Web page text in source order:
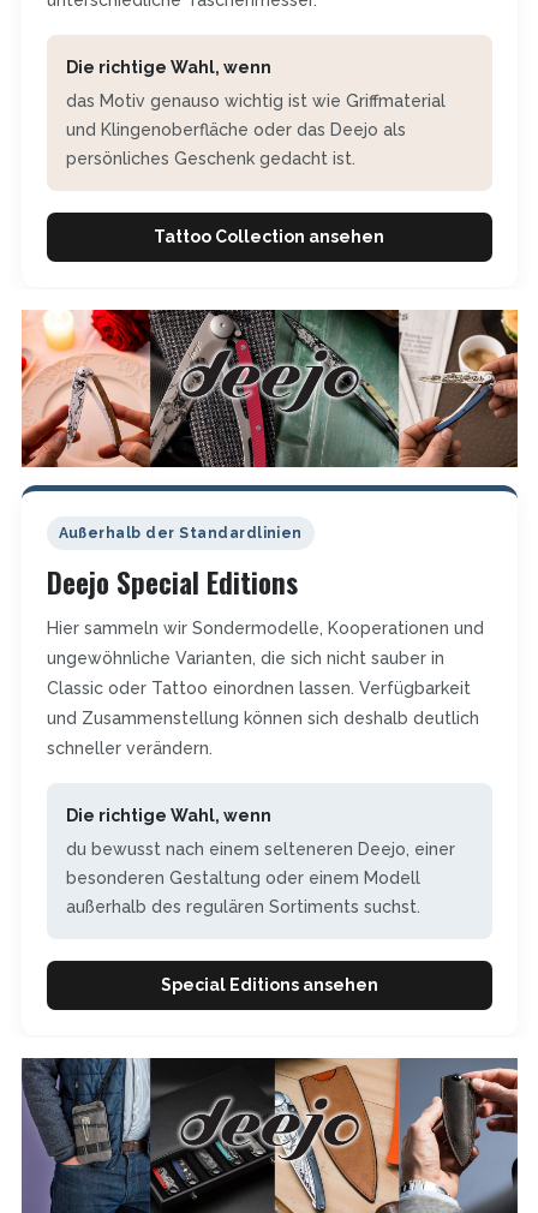
Die richtige Wahl, wenn
das Motiv genauso wichtig ist wie Griffmaterial
und Klingenoberfläche oder das Deejo als
persönliches Geschenk gedacht ist.
Tattoo Collection ansehen
Außerhalb der Standardlinien
Deejo Special Editions
Hier sammeln wir Sondermodelle, Kooperationen und
ungewöhnliche Varianten, die sich nicht sauber in
Classic oder Tattoo einordnen lassen. Verfügbarkeit
und Zusammenstellung können sich deshalb deutlich
schneller verändern.
Die richtige Wahl, wenn
du bewusst nach einem selteneren Deejo, einer
besonderen Gestaltung oder einem Modell
außerhalb des regulären Sortiments suchst.
Special Editions ansehen